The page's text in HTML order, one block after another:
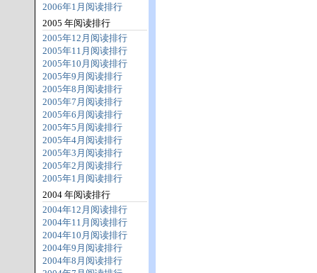
2006年1月阅读排行
2005 年阅读排行
2005年12月阅读排行
2005年11月阅读排行
2005年10月阅读排行
2005年9月阅读排行
2005年8月阅读排行
2005年7月阅读排行
2005年6月阅读排行
2005年5月阅读排行
2005年4月阅读排行
2005年3月阅读排行
2005年2月阅读排行
2005年1月阅读排行
2004 年阅读排行
2004年12月阅读排行
2004年11月阅读排行
2004年10月阅读排行
2004年9月阅读排行
2004年8月阅读排行